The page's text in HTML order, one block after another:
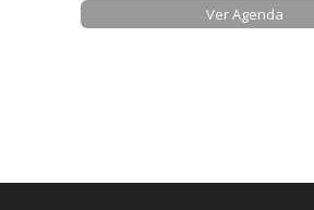
Ver Agenda